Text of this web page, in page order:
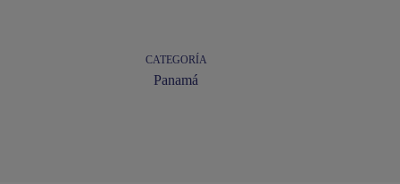
CATEGORÍA
Panamá